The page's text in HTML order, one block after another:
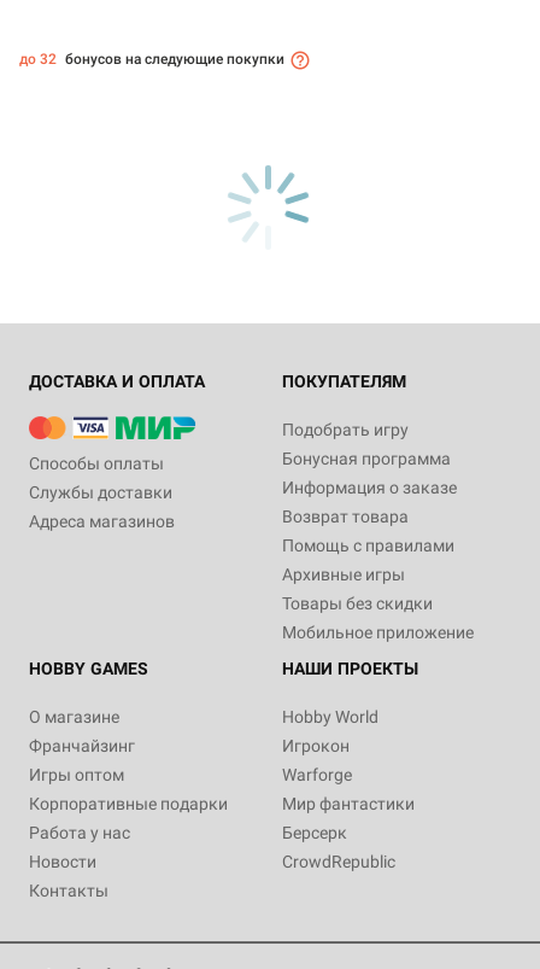
до 32 бонусов на следующие покупки
ДОСТАВКА И ОПЛАТА
Способы оплаты
Службы доставки
Адреса магазинов
ПОКУПАТЕЛЯМ
Подобрать игру
Бонусная программа
Информация о заказе
Возврат товара
Помощь с правилами
Архивные игры
Товары без скидки
Мобильное приложение
HOBBY GAMES
О магазине
Франчайзинг
Игры оптом
Корпоративные подарки
Работа у нас
Новости
Контакты
НАШИ ПРОЕКТЫ
Hobby World
Игрокон
Warforge
Мир фантастики
Берсерк
CrowdRepublic